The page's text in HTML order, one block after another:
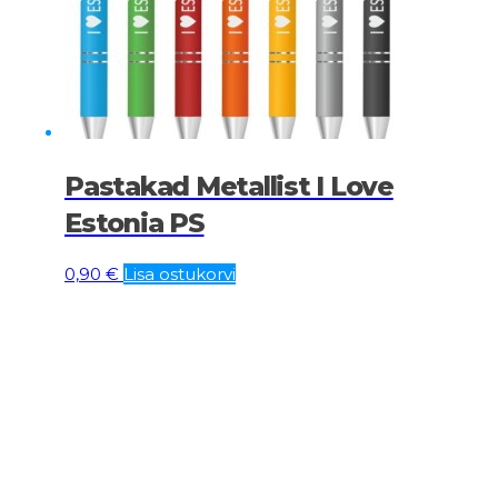
Pastakad Metallist I Love
Estonia PS
0,90 € Lisa ostukorvi